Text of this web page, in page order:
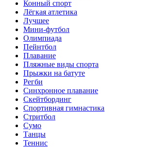
Конный спорт
Лёгкая атлетика
Лучшее
Мини-футбол
Олимпиада
Пейнтбол
Плавание
Пляжные виды спорта
Прыжки на батуте
Регби
Синхронное плавание
Скейтбординг
Спортивная гимнастика
Стритбол
Сумо
Танцы
Теннис